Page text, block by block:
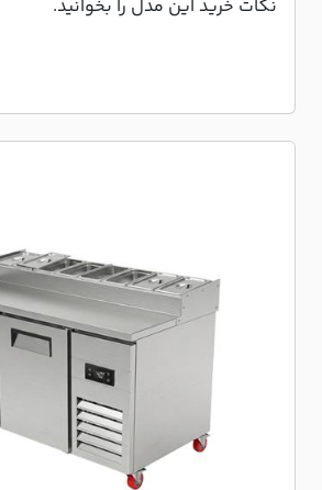
نکات خرید این مدل را بخوانید.